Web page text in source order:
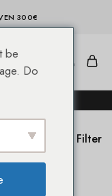
300€
Filter
be
Do